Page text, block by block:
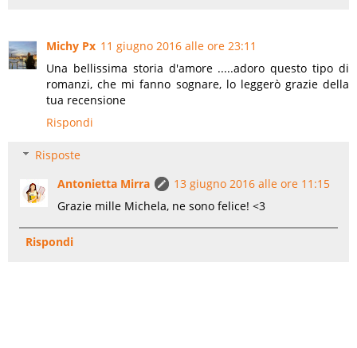
Michy Px 11 giugno 2016 alle ore 23:11
Una bellissima storia d'amore .....adoro questo tipo di
romanzi, che mi fanno sognare, lo leggerò grazie della
tua recensione
Rispondi
Risposte
Antonietta Mirra
13 giugno 2016 alle ore 11:15
Grazie mille Michela, ne sono felice! <3
Rispondi